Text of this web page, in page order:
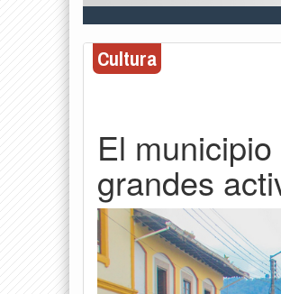
Cultura
El
grandes